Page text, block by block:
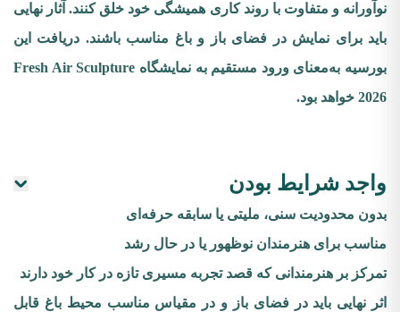
نوآورانه و متفاوت با روند کاری همیشگی خود خلق کنند. آثار نهایی
باید برای نمایش در فضای باز و باغ مناسب باشند. دریافت این
بورسیه به‌معنای ورود مستقیم به نمایشگاه Fresh Air Sculpture
2026 خواهد بود.
واجد شرایط بودن
بدون محدودیت سنی، ملیتی یا سابقه حرفه‌ای
مناسب برای هنرمندان نوظهور یا در حال رشد
تمرکز بر هنرمندانی که قصد تجربه مسیری تازه در کار خود دارند
اثر نهایی باید در فضای باز و در مقیاس مناسب محیط باغ قابل